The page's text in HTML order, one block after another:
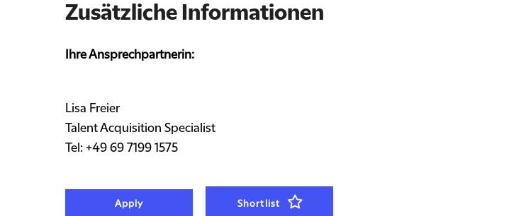
Zusätzliche Informationen
Ihre Ansprechpartnerin:
Lisa Freier
Talent Acquisition Specialist
Tel: +49 69 7199 1575
Apply Shortlist